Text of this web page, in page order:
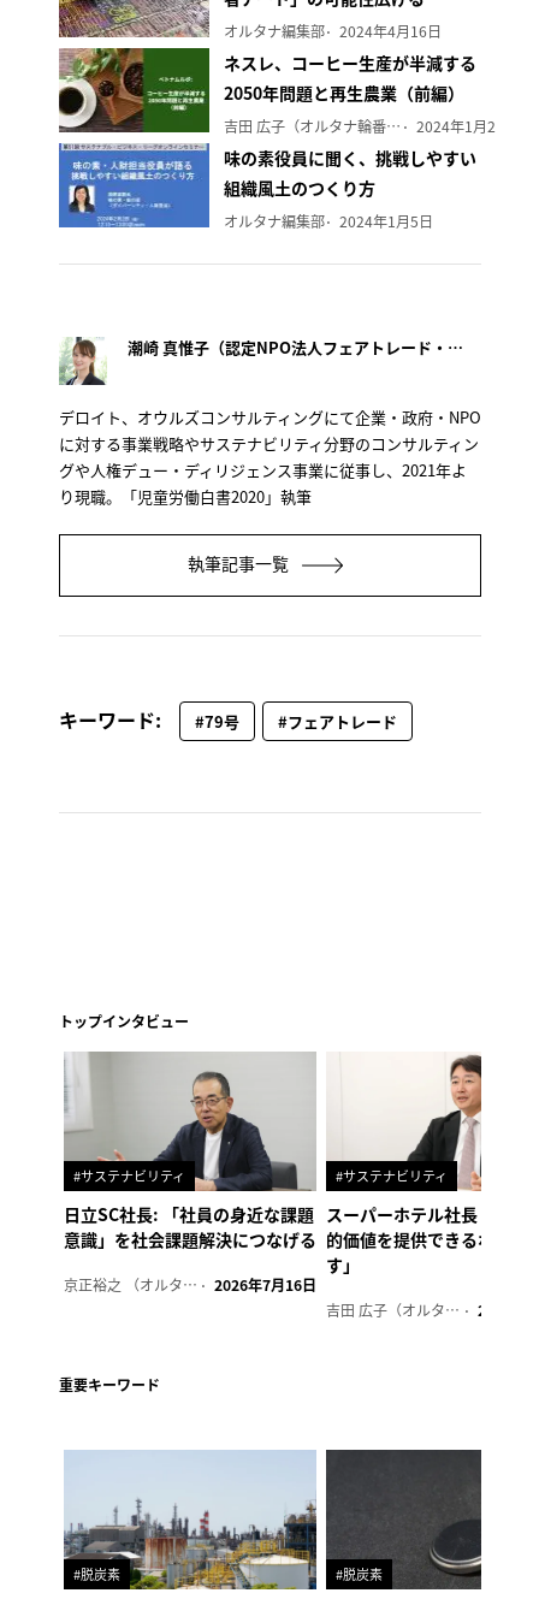
オルタナ編集部 2024年4月16日
ネスレ、コーヒー生産が半減する
2050年問題と再生農業（前編）
吉田 広子（オルタナ輪番編集長） 2024年1月29日
味の素役員に聞く、挑戦しやすい
組織風土のつくり方
オルタナ編集部 2024年1月5日
潮崎 真惟子（認定NPO法人フェアトレード・ラベル・ジャパン事務局長）
デロイト、オウルズコンサルティングにて企業・政府・NPO
に対する事業戦略やサステナビリティ分野のコンサルティン
グや人権デュー・ディリジェンス事業に従事し、2021年よ
り現職。「児童労働白書2020」執筆
執筆記事一覧
キーワード: #79号 #フェアトレード
トップインタビュー
#サステナビリティ
日立SC社長: 「社員の身近な課題
意識」を社会課題解決につなげる
京正裕之 （オルタナ副編集長） 2026年7月16日
#サステナビリティ
スーパーホテル社長「地域
的価値を提供できるホテル
す」
吉田 広子（オルタナ輪番編集長） 2026年6
重要キーワード
#脱炭素 #脱炭素